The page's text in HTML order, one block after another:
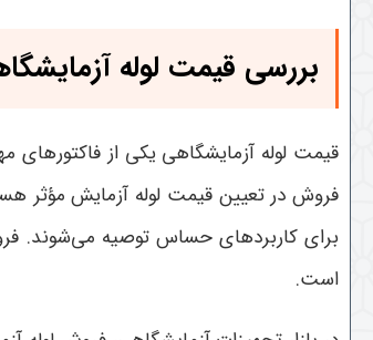
بررسی قیمت لوله
قیمت لوله آزمایشگاهی یکی از فاکتورهای
فروش در تعیین قیمت لوله آزمایش مؤثر
برای کاربردهای حساس توصیه می‌شوند.
است.